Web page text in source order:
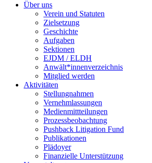
Über uns
Verein und Statuten
Zielsetzung
Geschichte
Aufgaben
Sektionen
EJDM / ELDH
Anwält*innenverzeichnis
Mitglied werden
Aktivitäten
Stellungnahmen
Vernehmlassungen
Medienmittteilungen
Prozessbeobachtung
Pushback Litigation Fund
Publikationen
Plädoyer
Finanzielle Unterstützung